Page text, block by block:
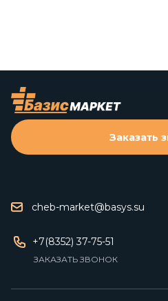
cheb-market@basys.su
+7(8352) 37-75-51
ЗАКАЗАТЬ ЗВОНОК
Заказать